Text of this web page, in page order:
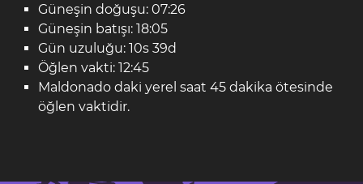
Güneşin doğuşu: 07:26
Güneşin batışı: 18:05
Gün uzuluğu: 10s 39d
Öğlen vakti: 12:45
Maldonado daki yerel saat 45 dakika ötesinde
öğlen vaktidir.